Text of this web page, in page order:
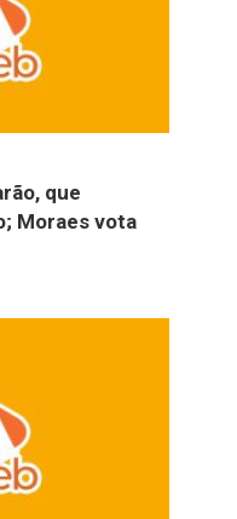
que
Moraes vota